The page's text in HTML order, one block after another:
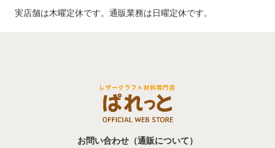
実店舗は木曜定休です。通販業務は日曜定休です。
お問い合わせ（通販について）